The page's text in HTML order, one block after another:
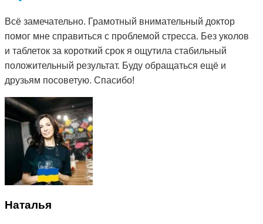
Всё замечательно. Грамотный внимательный доктор
помог мне справиться с проблемой стресса. Без уколов
и таблеток за короткий срок я ощутила стабильный
положительный результат. Буду обращаться ещё и
друзьям посоветую. Спасибо!
Наталья